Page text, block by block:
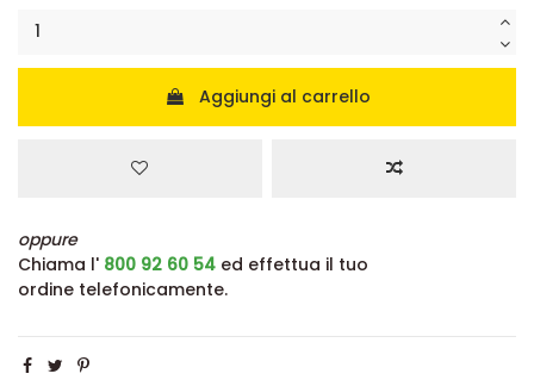
Aggiungi al carrello
oppure
Chiama l' 800 92 60 54 ed effettua il tuo
ordine telefonicamente.